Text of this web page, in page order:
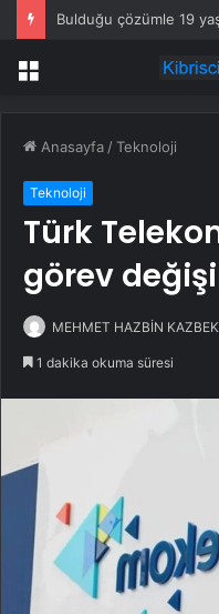
Bulduğu çözümle 19
Menü
Anasayfa /Teknoloji
Teknoloji
Türk
görev
MEHMET HAZBİN KAZBEK
1 dakika okuma süresi